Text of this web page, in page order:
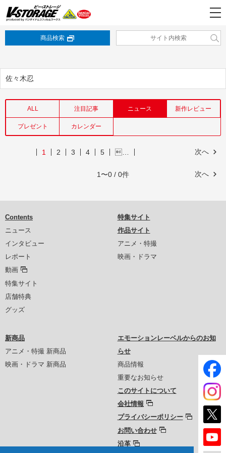
商品検索
佐々木忍
ALL 注目記事 ニュース 新作レビュー
プレゼント カレンダー
次へ
1 2 3 4 5 …
次へ
1〜0 / 0件
Contents
ニュース
インタビュー
レポート
動画
特集サイト
店舗特典
グッズ
特集サイト
作品サイト
アニメ・特撮
映画・ドラマ
新商品
アニメ・特撮 新商品
映画・ドラマ 新商品
エモーションレーベルからのお知
らせ
商品情報
重要なお知らせ
このサイトについて
会社情報
プライバシーポリシー
お問い合わせ
沿革